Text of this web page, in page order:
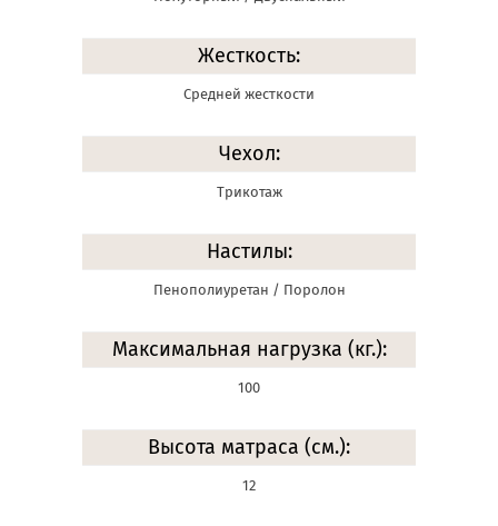
Жесткость:
Средней жесткости
Чехол:
Трикотаж
Настилы:
Пенополиуретан / Поролон
Максимальная нагрузка (кг.):
100
Высота матраса (см.):
12